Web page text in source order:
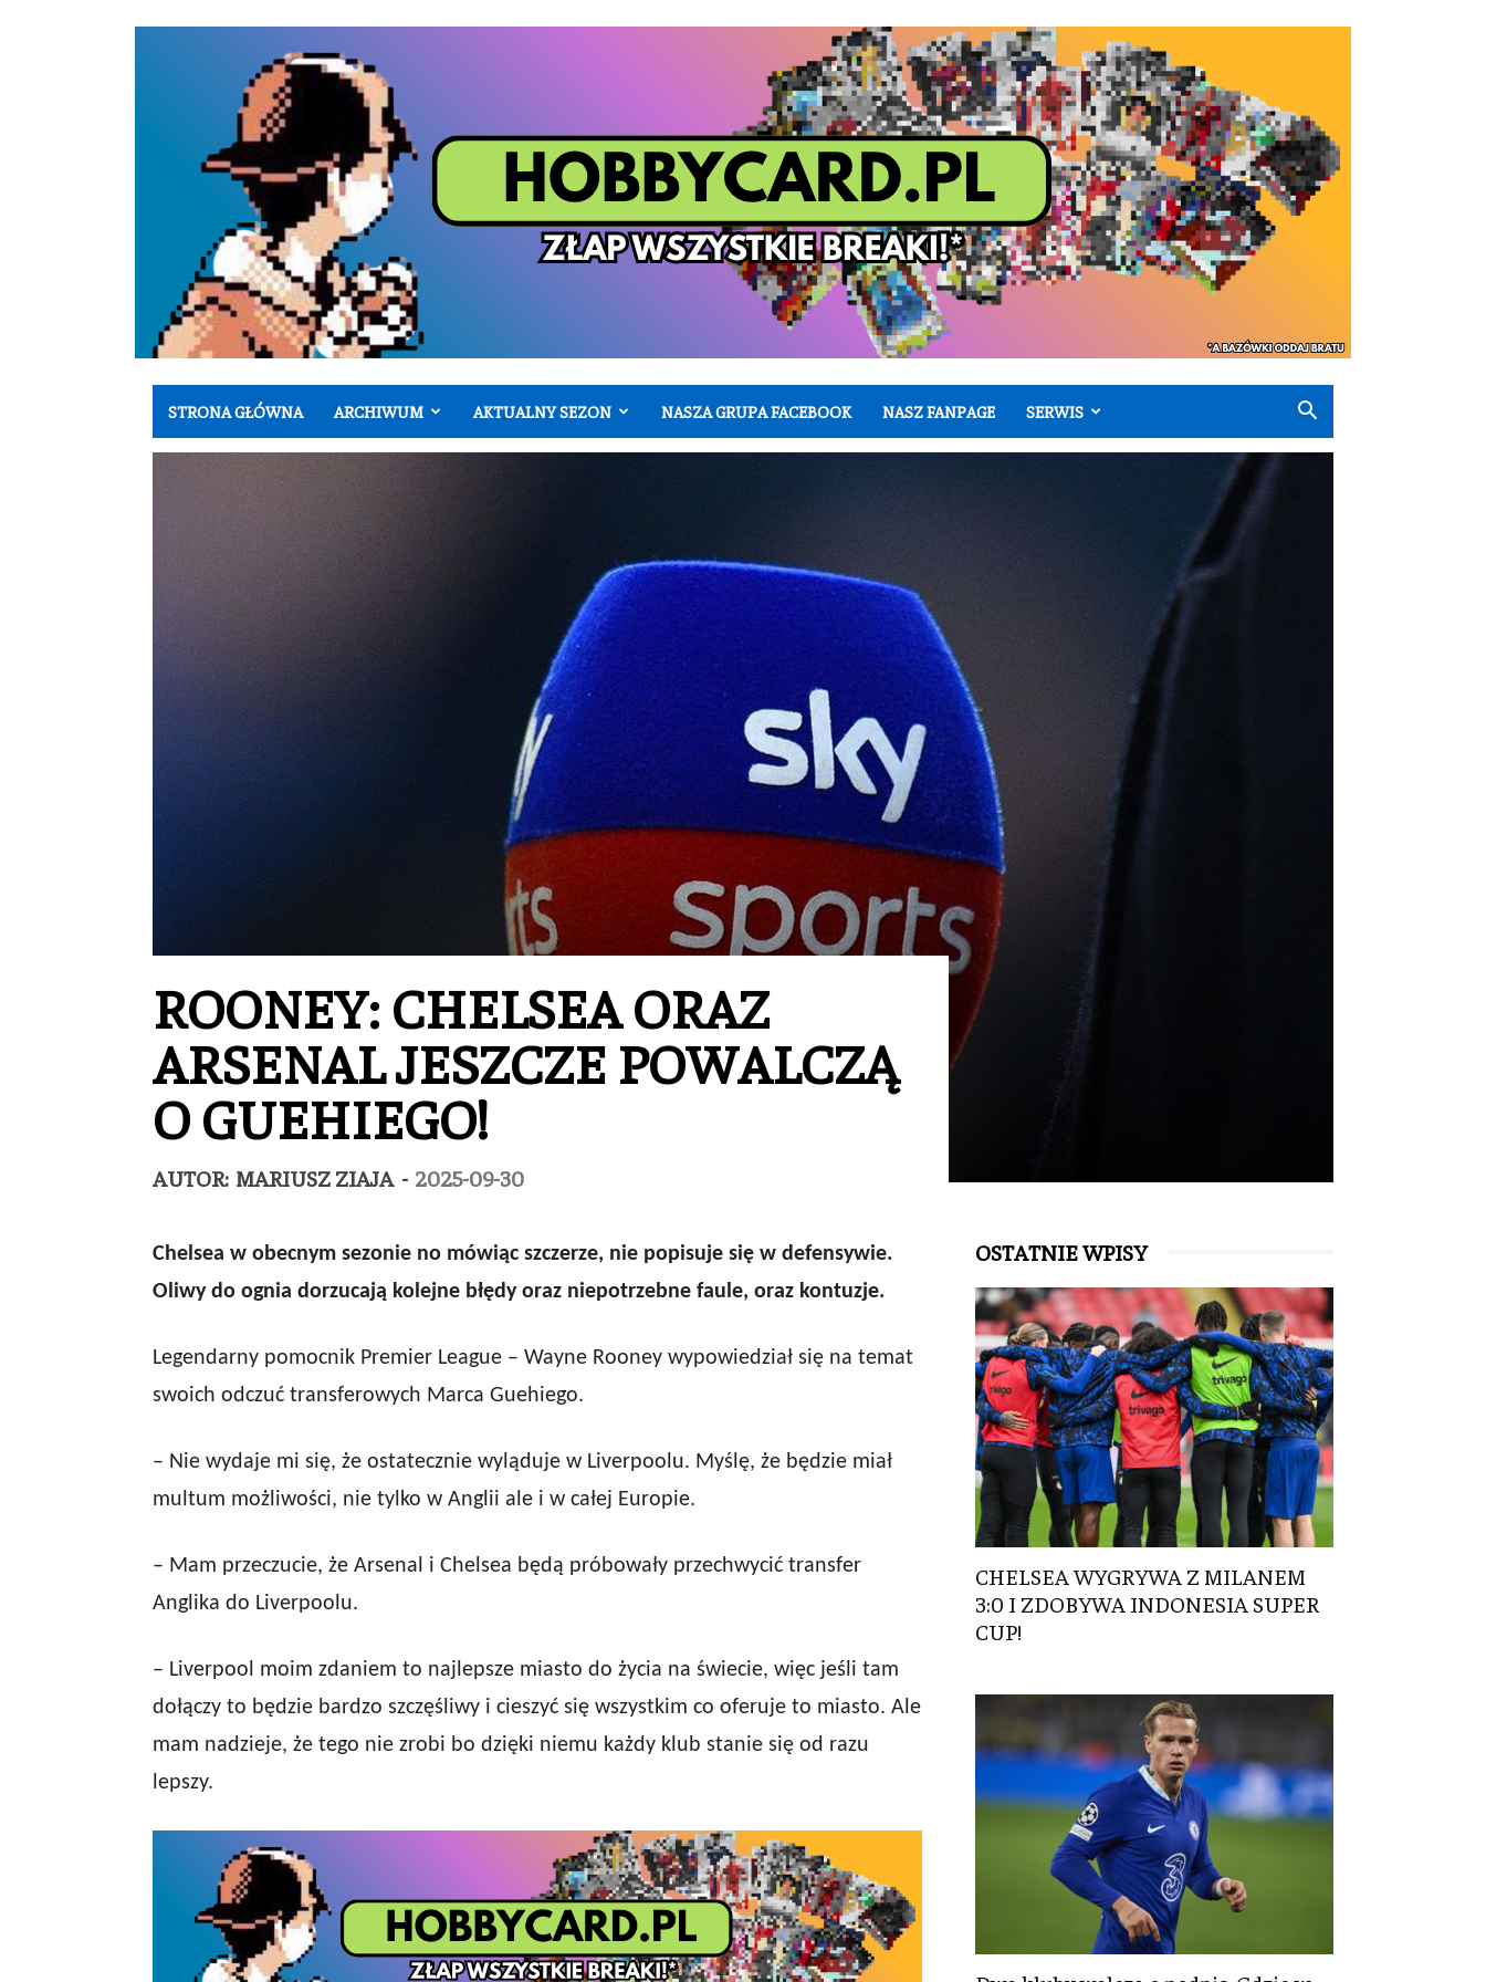
STRONA GŁÓWNA ARCHIWUM AKTUALNY SEZON NASZA GRUPA FACEBOOK NASZ FANPAGE SERWIS
ROONEY: CHELSEA ORAZ
ARSENAL JESZCZE POWALCZĄ
O GUEHIEGO!
AUTOR: MARIUSZ ZIAJA - 2025-09-30
Chelsea w obecnym sezonie no mówiąc szczerze, nie popisuje się w defensywie.
Oliwy do ognia dorzucają kolejne błędy oraz niepotrzebne faule, oraz kontuzje.
Legendarny pomocnik Premier League – Wayne Rooney wypowiedział się na temat
swoich odczuć transferowych Marca Guehiego.
– Nie wydaje mi się, że ostatecznie wyląduje w Liverpoolu. Myślę, że będzie miał
multum możliwości, nie tylko w Anglii ale i w całej Europie.
– Mam przeczucie, że Arsenal i Chelsea będą próbowały przechwycić transfer
Anglika do Liverpoolu.
– Liverpool moim zdaniem to najlepsze miasto do życia na świecie, więc jeśli tam
dołączy to będzie bardzo szczęśliwy i cieszyć się wszystkim co oferuje to miasto. Ale
mam nadzieje, że tego nie zrobi bo dzięki niemu każdy klub stanie się od razu
lepszy.
OSTATNIE WPISY
CHELSEA WYGRYWA Z MILANEM
3:0 I ZDOBYWA INDONESIA SUPER
CUP!